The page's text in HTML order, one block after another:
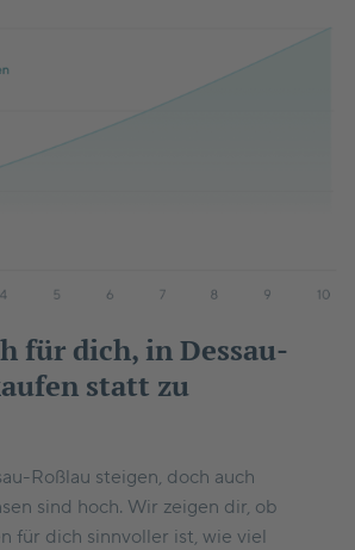
für dich, in Dessau-
statt zu
Roßlau steigen, doch auch
sind hoch. Wir zeigen dir, ob
für dich sinnvoller ist, wie viel